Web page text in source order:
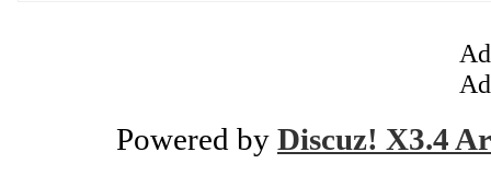
Powered by Discuz! X3.4